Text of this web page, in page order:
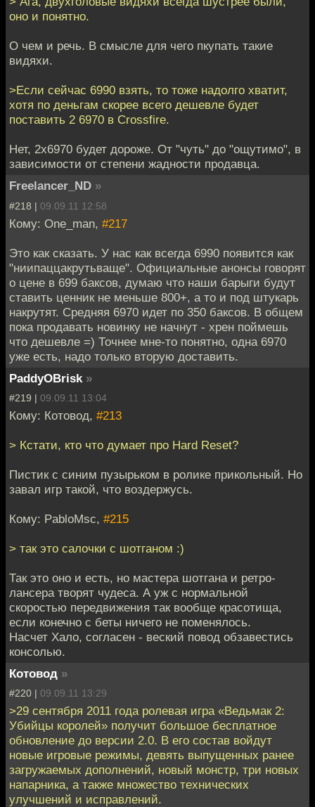
оно и понятно.
О чем и речь. В смысле для чего пкупать такие
видяхи.
>Если сейчас 6990 взять, то тоже надолго хватит,
хотя по деньгам скорее всего дешевле будет
поставить 2 6970 в Crossfire.
Нет, 2х6970 будет дороже. От "чуть" до "ощутимо", в
зависимости от степени жадности продавца.
Freelancer_ND »
#218 | 09.09.11 12:58
Кому: One_man, #217
Это как сказать. У нас как всегда 6990 появится как
"ниипаццакрутьваще". Официальные анонсы говорят
о цене в 699 баксов, думаю что наши барыги будут
ставить ценник не меньше 800+, а то и под штукарь
накрутят. Средняя 6970 идет по 350 баксов. В общем
пока продавать новинку не начнут - хрен поймешь
что дешевле =) Точнее мне-то понятно, одна 6970
уже есть, надо только вторую доставить.
PaddyOBrisk »
#219 | 09.09.11 13:04
Кому: Котовод, #213
> Кстати, кто что думает про Hard Reset?
Пистик с синим пузырьком в ролике прикольный. Но
завал игр такой, что воздержусь.
Кому: PabloMsc, #215
> так это салочки с шотганом :)
Так это оно и есть, но мастера шотгана и ретро-
лансера творят чудеса. А уж с нормальной
скоростью передвижения так вообще красотища,
если конечно с беты ничего не поменялось.
Насчет Хало, согласен - веский повод обзавестись
консолью.
Котовод »
#220 | 09.09.11 13:29
>29 сентября 2011 года ролевая игра «Ведьмак 2:
Убийцы королей» получит большое бесплатное
обновление до версии 2.0. В его состав войдут
новые игровые режимы, девять выпущенных ранее
загружаемых дополнений, новый монстр, три новых
напарника, а также множество технических
улучшений и исправлений.